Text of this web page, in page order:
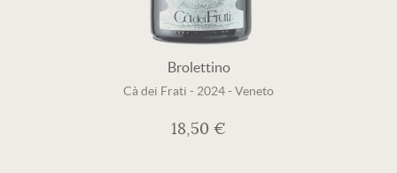
Brolettino
Cà dei Frati - 2024- Veneto
18,50 €